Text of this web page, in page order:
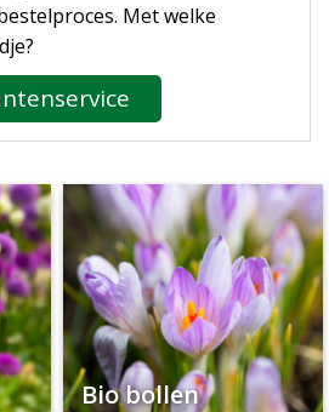
Met welke
Bio bollen